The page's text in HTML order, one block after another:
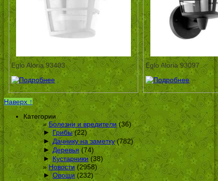
Eglo Aloria 93403 Eglo Aloria 93097
Наверх ↑
Категории
Болезни и вредители(36)
► Грибы(22)
► Дачнику на заметку(782)
► Деревья (74)
► Кустарники(38)
Новости(2958)
► Овощи(232)